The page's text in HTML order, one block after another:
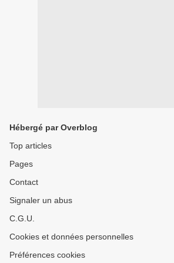
Hébergé par Overblog
Top articles
Pages
Contact
Signaler un abus
C.G.U.
Cookies et données personnelles
Préférences cookies